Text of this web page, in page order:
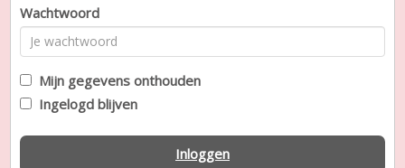
Wachtwoord
Mijn gegevens onthouden
Ingelogd blijven
Inloggen